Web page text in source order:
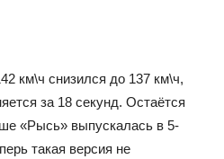
км\ч снизился до 137 км\ч,
за 18 секунд. Остаётся
«Рысь» выпускалась в 5-
такая версия не